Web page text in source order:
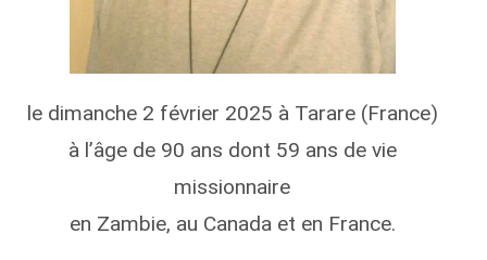
le dimanche 2 février 2025 à Tarare (France)
à l’âge de 90 ans dont 59 ans de vie
missionnaire
en Zambie, au Canada et en France.